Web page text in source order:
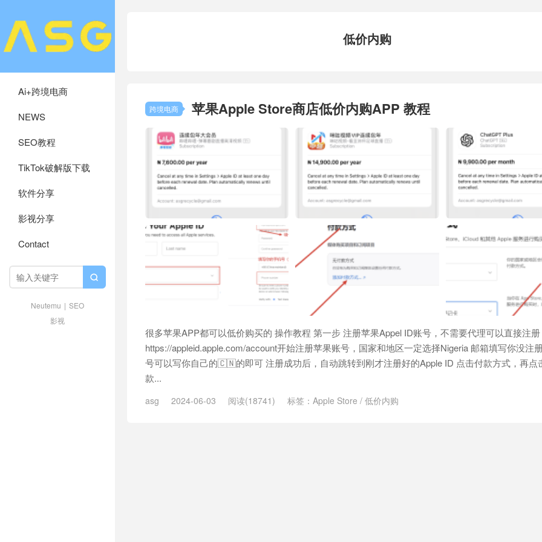
Ai+跨境电商
NEWS
SEO教程
TikTok破解版下载
软件分享
影视分享
Contact

Neutemu | SEO
影视
低价内购
跨境电商 苹果Apple Store商店低价内购APP 教程
很多苹果APP都可以低价购买的 操作教程 第一步 注册苹果Appel ID账号，不需要代理可以直接注
https://appleid.apple.com/account开始注册苹果账号，国家和地区一定选择Nigeria 邮箱填写你没注
号可以写你自己的🇨🇳的即可 注册成功后，自动跳转到刚才注册好的Apple ID 点击付款方式，再点
款...
asg 2024-06-03 阅读(18741) 标签： Apple Store / 低价内购